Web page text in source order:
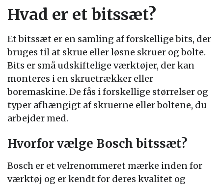
Hvad er et bitssæt?
Et bitssæt er en samling af forskellige bits, der
bruges til at skrue eller løsne skruer og bolte.
Bits er små udskiftelige værktøjer, der kan
monteres i en skruetrækker eller
boremaskine. De fås i forskellige størrelser og
typer afhængigt af skruerne eller boltene, du
arbejder med.
Hvorfor vælge Bosch bitssæt?
Bosch er et velrenommeret mærke inden for
værktøj og er kendt for deres kvalitet og